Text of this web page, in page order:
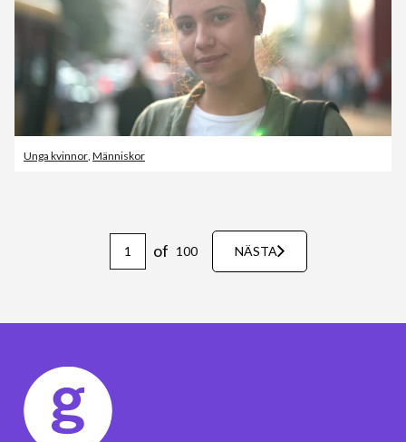
Unga kvinnor Människor
of 100 NÄSTA